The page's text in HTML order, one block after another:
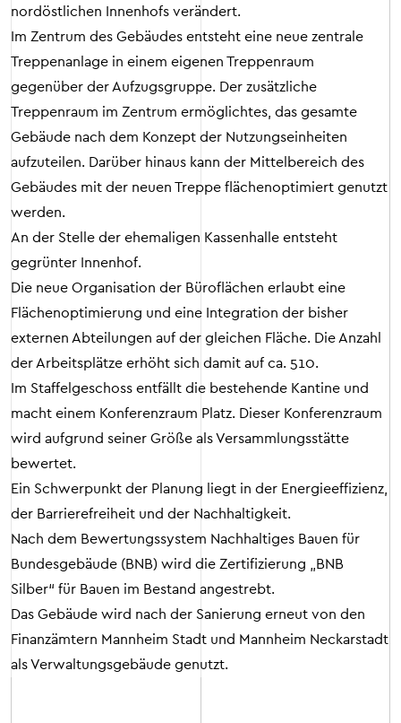
nordöstlichen Innenhofs verändert.
Im Zentrum des Gebäudes entsteht eine neue zentrale
Treppenanlage in einem eigenen Treppenraum
gegenüber der Aufzugsgruppe. Der zusätzliche
Treppenraum im Zentrum ermöglichtes, das gesamte
Gebäude nach dem Konzept der Nutzungseinheiten
aufzuteilen. Darüber hinaus kann der Mittelbereich des
Gebäudes mit der neuen Treppe flächenoptimiert genutzt
werden.
An der Stelle der ehemaligen Kassenhalle entsteht
gegrünter Innenhof.
Die neue Organisation der Büroflächen erlaubt eine
Flächenoptimierung und eine Integration der bisher
externen Abteilungen auf der gleichen Fläche. Die Anzahl
der Arbeitsplätze erhöht sich damit auf ca. 510.
Im Staffelgeschoss entfällt die bestehende Kantine und
macht einem Konferenzraum Platz. Dieser Konferenzraum
wird aufgrund seiner Größe als Versammlungsstätte
bewertet.
Ein Schwerpunkt der Planung liegt in der Energieeffizienz,
der Barrierefreiheit und der Nachhaltigkeit.
Nach dem Bewertungssystem Nachhaltiges Bauen für
Bundesgebäude (BNB) wird die Zertifizierung „BNB
Silber“ für Bauen im Bestand angestrebt.
Das Gebäude wird nach der Sanierung erneut von den
Finanzämtern Mannheim Stadt und Mannheim Neckarstadt
als Verwaltungsgebäude genutzt.